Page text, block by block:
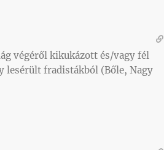
végéről kikukázott és/vagy fél
lesérült fradistákból (Bőle, Nagy